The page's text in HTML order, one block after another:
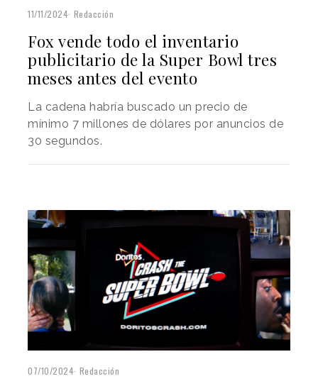
11/11/2024 Redacción
Fox vende todo el inventario
publicitario de la Super Bowl tres
meses antes del evento
La cadena habría buscado un precio de
mínimo 7 millones de dólares por anuncios de
30 segundos.
07/10/2024 Redacción